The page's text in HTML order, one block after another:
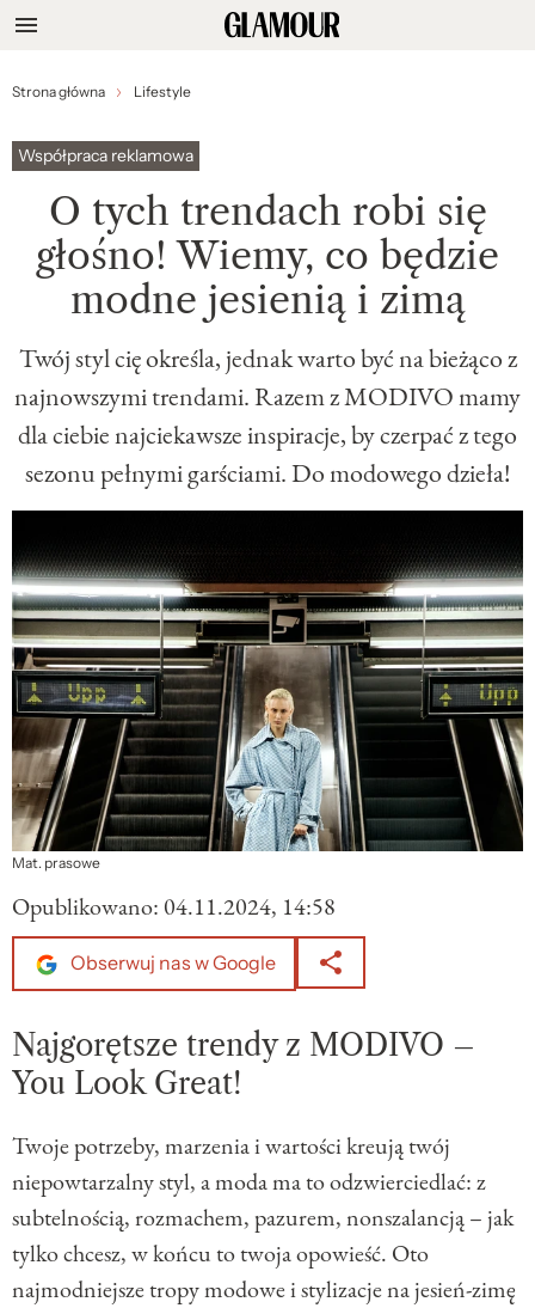
Strona główna Lifestyle
Współpraca reklamowa
O tych trendach robi się
głośno! Wiemy, co będzie
modne jesienią i zimą
Twój styl cię określa, jednak warto być na bieżąco z
najnowszymi trendami. Razem z MODIVO mamy
dla ciebie najciekawsze inspiracje, by czerpać z tego
sezonu pełnymi garściami. Do modowego dzieła!
Mat. prasowe
Opublikowano: 04.11.2024, 14:58
Obserwuj nas w Google
Najgorętsze trendy z MODIVO –
You Look Great!
Twoje potrzeby, marzenia i wartości kreują twój
niepowtarzalny styl, a moda ma to odzwierciedlać: z
subtelnością, rozmachem, pazurem, nonszalancją – jak
tylko chcesz, w końcu to twoja opowieść. Oto
najmodniejsze tropy modowe i stylizacje na jesień-zimę